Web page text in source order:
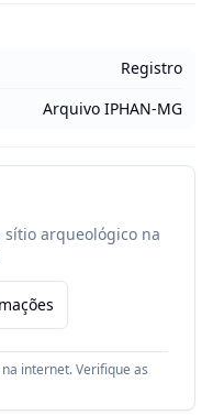
Registro
Arquivo IPHAN-MG
sítio arqueológico na
internet. Verifique as